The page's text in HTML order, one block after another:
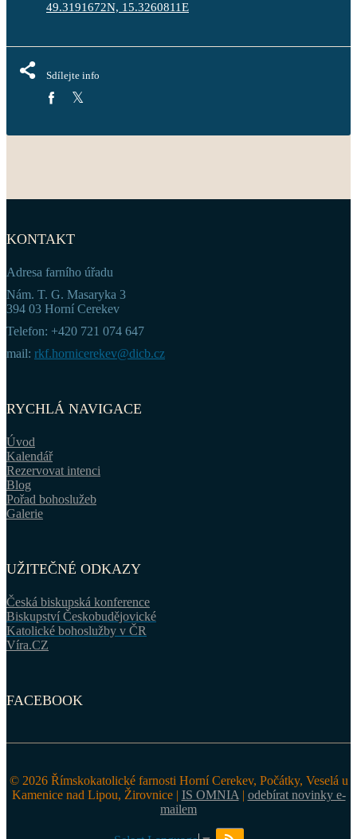
49.3191672N, 15.3260811E
Sdílejte info
KONTAKT
Adresa farního úřadu
Nám. T. G. Masaryka 3
394 03 Horní Cerekev
Telefon: +420 721 074 647
mail: rkf.hornicerekev@dicb.cz
RYCHLÁ NAVIGACE
Úvod
Kalendář
Rezervovat intenci
Blog
Pořad bohoslužeb
Galerie
UŽITEČNÉ ODKAZY
Česká biskupská konference
Biskupství Českobudějovické
Katolické bohoslužby v ČR
Víra.CZ
FACEBOOK
© 2026 Římskokatolické farnosti Horní Cerekev, Počátky, Veselá u
Kamenice nad Lipou, Žirovnice | IS OMNIA | odebírat novinky e-
mailem